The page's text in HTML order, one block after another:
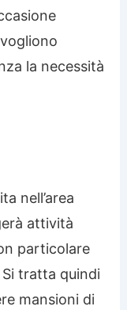
la necessità
nell’area
attività
particolare
tratta quindi
mansioni di